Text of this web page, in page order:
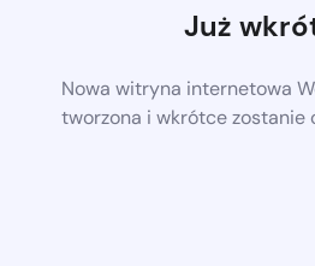
Już
Nowa witryna internetowa
tworzona i wkrótce zostanie